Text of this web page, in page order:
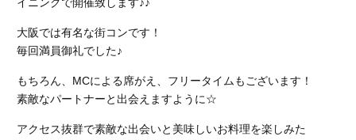
イニングで開催致します♪♪
大阪では有名な街コンです！
毎回満員御礼でした♪
もちろん、MCによる席がえ、フリータイムもございます！
素敵なパートナーと出会えますように☆
アクセス抜群で素敵な出会いと美味しいお料理を楽しみた